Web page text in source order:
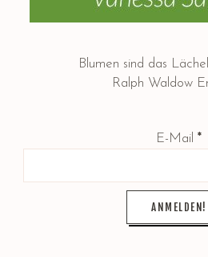
Blumen sind das
Ralph Waldow
E-Mail*